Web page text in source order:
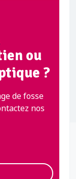
ou
?
de fosse
nos